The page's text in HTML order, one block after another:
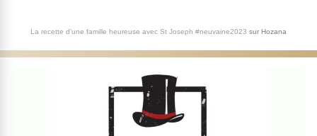
La recette d'une famille heureuse avec St Joseph #neuvaine2023 sur Hozana